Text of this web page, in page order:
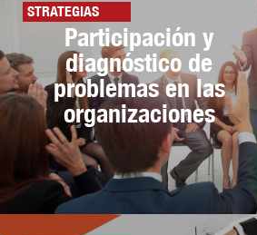
STRATEGIAS
Participación y
diagnóstico de
problemas en las
organizaciones